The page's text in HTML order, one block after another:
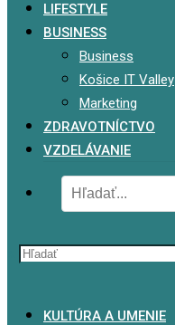
LIFESTYLE
BUSINESS
Business
Košice IT Valley
Marketing
ZDRAVOTNÍCTVO
VZDELÁVANIE
KULTÚRA A UMENIE